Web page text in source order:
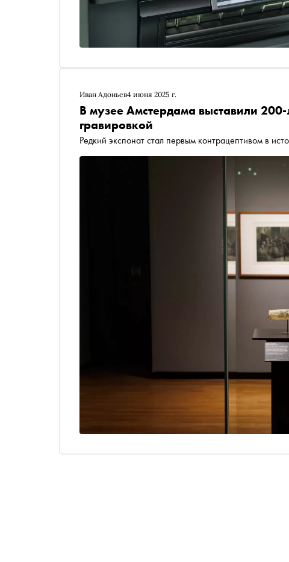
Иван Адоньев4 июня 2025 г.
В музее Амстердама выставили
гравировкой
Редкий экспонат стал первым контрацептивом в